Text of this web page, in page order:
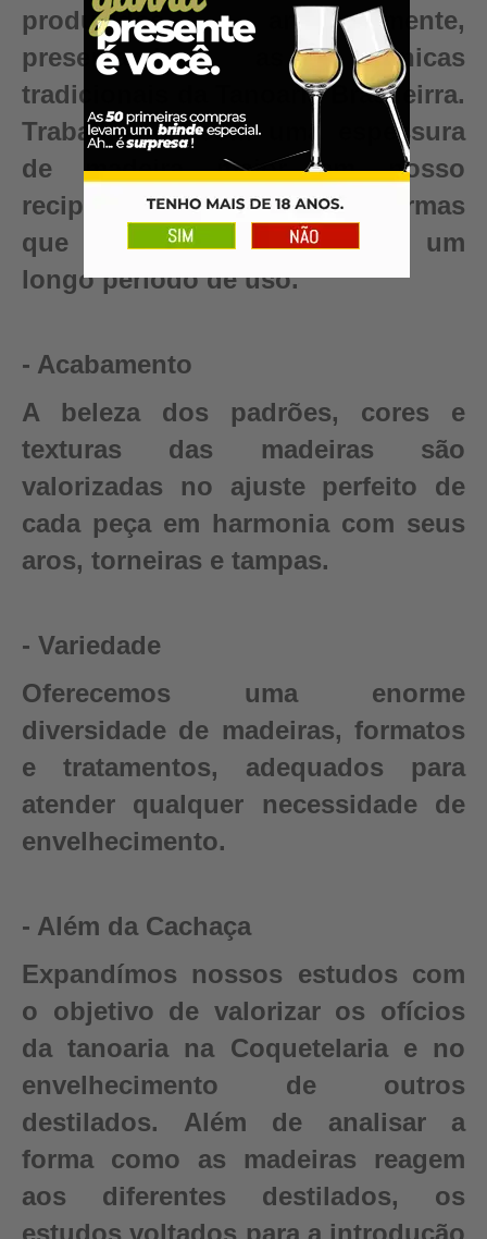
produzidos artesanalmente,
preservando as técnicas
tradicionais da Tanoaria Brasileirra.
Trabalhamos com uma espessura
de madeira maior em nosso
recipientes para garantir reformas
que renovam seu barril para um
longo período de uso.
- Acabamento
A beleza dos padrões, cores e
texturas das madeiras são
valorizadas no ajuste perfeito de
cada peça em harmonia com seus
aros, torneiras e tampas.
- Variedade
Oferecemos uma enorme
diversidade de madeiras, formatos
e tratamentos, adequados para
atender qualquer necessidade de
envelhecimento.
- Além da Cachaça
Expandímos nossos estudos com
o objetivo de valorizar os ofícios
da tanoaria na Coquetelaria e no
envelhecimento de outros
destilados. Além de analisar a
forma como as madeiras reagem
aos diferentes destilados, os